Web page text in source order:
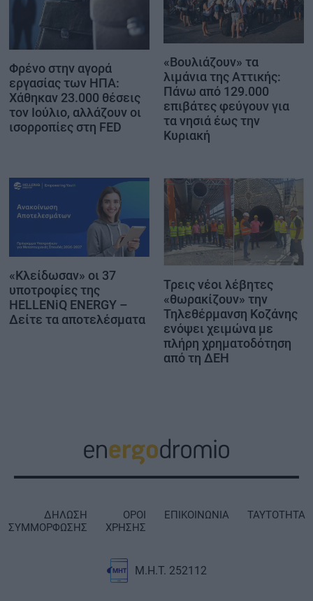
Φρένο στην αγορά
εργασίας των ΗΠΑ:
Χάθηκαν 23.000 θέσεις
τον Ιούλιο, αλλάζουν οι
ισορροπίες στη FED
«Βουλιάζουν» τα
λιμάνια της Αττικής:
Πάνω από 129.000
επιβάτες φεύγουν για
τα νησιά έως την
Κυριακή
«Κλείδωσαν» οι 37
υποτροφίες της
HELLENiQ ENERGY –
Δείτε τα αποτελέσματα
Τρεις νέοι λέβητες
«θωρακίζουν» την
Τηλεθέρμανση Κοζάνης
ενόψει χειμώνα με
πλήρη χρηματοδότηση
από τη ΔΕΗ
Μ.Η.Τ. 252112
ΔΗΛΩΣΗ
ΣΥΜΜΟΡΦΩΣΗΣ
ΟΡΟΙ
ΧΡΗΣΗΣ
ΕΠΙΚΟΙΝΩΝΙΑ ΤΑΥΤΟΤΗΤΑ